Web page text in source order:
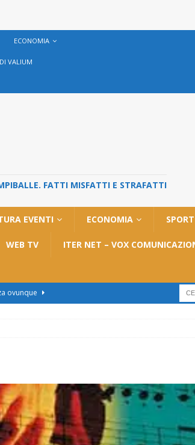
ECONOMIA
VALIUM
FATTI MISFATTI E STRAFATTI
EVENTI ECONOMIA SPORT
WEB TV ITER NET – VOX
ovunque
“Ci vogliono